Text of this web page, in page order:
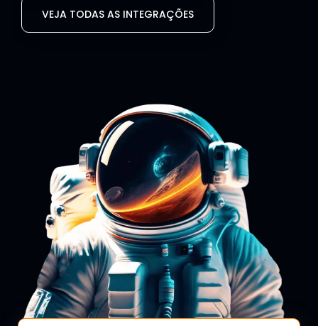
VEJA TODAS AS INTEGRAÇÕES